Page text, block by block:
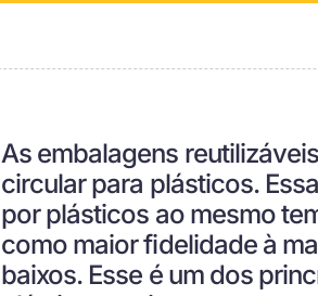
As embalagens
circular para plásticos.
por plásticos ao mesmo
como maior fidelidade à
baixos. Esse é um dos